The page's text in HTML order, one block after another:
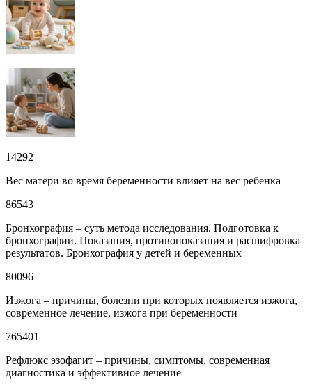
14292
Вес матери во время беременности влияет на вес ребенка
86543
Бронхография – суть метода исследования. Подготовка к
бронхографии. Показания, противопоказания и расшифровка
результатов. Бронхография у детей и беременных
80096
Изжога – причины, болезни при которых появляется изжога,
современное лечение, изжога при беременности
765401
Рефлюкс эзофагит – причины, симптомы, современная
диагностика и эффективное лечение